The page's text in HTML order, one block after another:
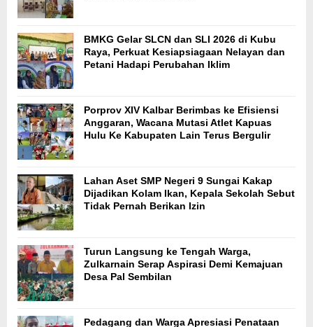
BMKG Gelar SLCN dan SLI 2026 di Kubu
Raya, Perkuat Kesiapsiagaan Nelayan dan
Petani Hadapi Perubahan Iklim
Porprov XIV Kalbar Berimbas ke Efisiensi
Anggaran, Wacana Mutasi Atlet Kapuas
Hulu Ke Kabupaten Lain Terus Bergulir
Lahan Aset SMP Negeri 9 Sungai Kakap
Dijadikan Kolam Ikan, Kepala Sekolah Sebut
Tidak Pernah Berikan Izin
Turun Langsung ke Tengah Warga,
Zulkarnain Serap Aspirasi Demi Kemajuan
Desa Pal Sembilan
Pedagang dan Warga Apresiasi Penataan